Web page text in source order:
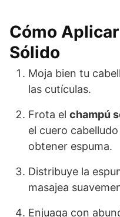
Cómo
Sólido
Moja bien tu
las cutículas.
Frota el champú
el cuero
obtener espuma.
Distribuye la
masajea
Enjuaga con